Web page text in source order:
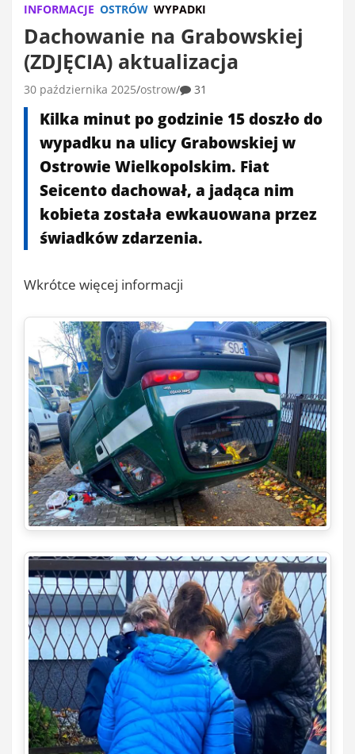
INFORMACJE OSTRÓW WYPADKI
Dachowanie na Grabowskiej
(ZDJĘCIA) aktualizacja
30 października 2025 ostrow 31
Kilka minut po godzinie 15 doszło do
wypadku na ulicy Grabowskiej w
Ostrowie Wielkopolskim. Fiat
Seicento dachował, a jadąca nim
kobieta została ewkauowana przez
świadków zdarzenia.
Wkrótce więcej informacji